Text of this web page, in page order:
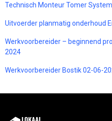
Technisch Monteur Tomer
Uitvoerder planmatig onderhoud
Werkvoorbereider – beginnend
2024
Werkvoorbereider Bostik 02-06-